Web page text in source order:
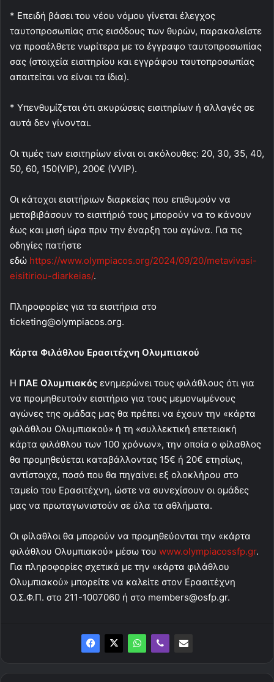
* Επειδή βάσει του νέου νόμου γίνεται έλεγχος
ταυτοπροσωπίας στις εισόδους των θυρών, παρακαλείστε
να προσέλθετε νωρίτερα με το έγγραφο ταυτοπροσωπίας
σας (στοιχεία εισιτηρίου και εγγράφου ταυτοπροσωπίας
απαιτείται να είναι τα ίδια).
* Υπενθυμίζεται ότι ακυρώσεις εισιτηρίων ή αλλαγές σε
αυτά δεν γίνονται.
Οι τιμές των εισιτηρίων είναι οι ακόλουθες: 20, 30, 35, 40,
50, 60, 150(VIP), 200€ (VVIP).
Οι κάτοχοι εισιτήριων διαρκείας που επιθυμούν να
μεταβιβάσουν το εισιτήριό τους μπορούν να το κάνουν
έως και μισή ώρα πριν την έναρξη του αγώνα. Για τις
οδηγίες πατήστε
εδώ https://www.olympiacos.org/2024/09/20/metavivasi-
eisitiriou-diarkeias/.
Πληροφορίες για τα εισιτήρια στο
ticketing@olympiacos.org.
Κάρτα Φιλάθλου Ερασιτέχνη Ολυμπιακού
Η ΠΑΕ Ολυμπιακός ενημερώνει τους φιλάθλους ότι για
να προμηθευτούν εισιτήριο για τους μεμονωμένους
αγώνες της ομάδας μας θα πρέπει να έχουν την «κάρτα
φιλάθλου Ολυμπιακού» ή τη «συλλεκτική επετειακή
κάρτα φιλάθλου των 100 χρόνων», την οποία ο φίλαθλος
θα προμηθεύεται καταβάλλοντας 15€ ή 20€ ετησίως,
αντίστοιχα, ποσό που θα πηγαίνει εξ ολοκλήρου στο
ταμείο του Ερασιτέχνη, ώστε να συνεχίσουν οι ομάδες
μας να πρωταγωνιστούν σε όλα τα αθλήματα.
Οι φίλαθλοι θα μπορούν να προμηθεύονται την «κάρτα
φιλάθλου Ολυμπιακού» μέσω του www.olympiacossfp.gr.
Για πληροφορίες σχετικά με την «κάρτα φιλάθλου
Ολυμπιακού» μπορείτε να καλείτε στον Ερασιτέχνη
Ο.Σ.Φ.Π. στο 211-1007060 ή στο members@osfp.gr.